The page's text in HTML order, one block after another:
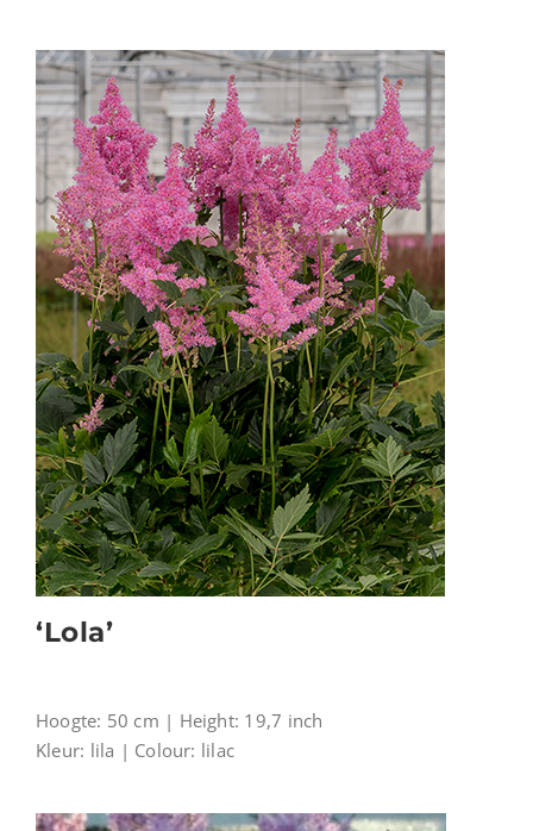
‘Lola’
Hoogte: 50 cm | Height: 19,7 inch
Kleur: lila | Colour: lilac